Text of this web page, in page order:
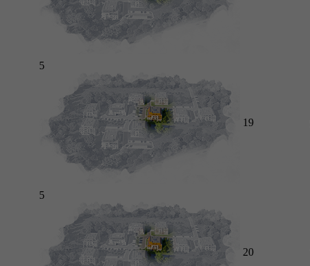
5
19
5
20